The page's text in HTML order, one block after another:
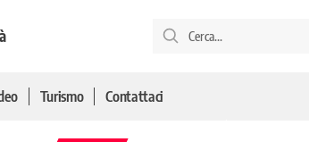
Turismo Contattaci